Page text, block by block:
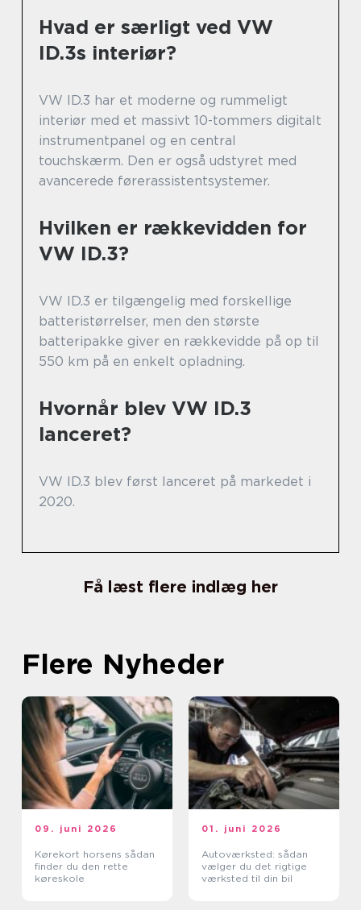
Hvad er særligt ved VW
ID.3s interiør?
VW ID.3 har et moderne og rummeligt
interiør med et massivt 10-tommers digitalt
instrumentpanel og en central
touchskærm. Den er også udstyret med
avancerede førerassistentsystemer.
Hvilken er rækkevidden for
VW ID.3?
VW ID.3 er tilgængelig med forskellige
batteristørrelser, men den største
batteripakke giver en rækkevidde på op til
550 km på en enkelt opladning.
Hvornår blev VW ID.3
lanceret?
VW ID.3 blev først lanceret på markedet i
2020.
Få læst flere indlæg her
Flere Nyheder
09. juni 2026
Kørekort horsens sådan
finder du den rette
køreskole
01. juni 2026
Autoværksted: sådan
vælger du det rigtige
værksted til din bil